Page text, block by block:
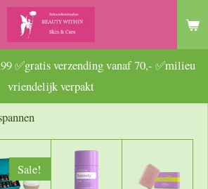
✅gratis verzending vanaf 70,- ✅milieu
vriendelijk verpakt
Sale!